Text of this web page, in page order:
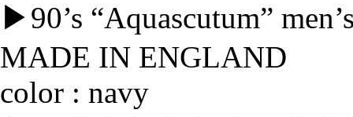
▶︎90’s “Aquascutum”
MADE IN ENGLAND
color : navy